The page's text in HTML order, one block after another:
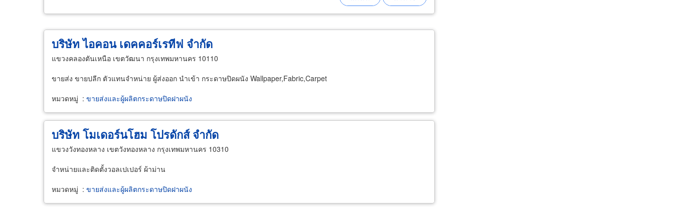
บริษัท ไอคอน เดคคอร์เรทีฟ จำกัด
แขวงคลองตันเหนือ เขตวัฒนา กรุงเทพมหานคร 10110
ขายส่ง ขายปลีก ตัวแทนจำหน่าย ผู้ส่งออก นำเข้า กระดาษปิดผนัง Wallpaper,Fabric,Carpet
หมวดหมู่ : ขายส่งและผู้ผลิตกระดาษปิดฝาผนัง
บริษัท โมเดอร์นโฮม โปรดักส์ จำกัด
แขวงวังทองหลาง เขตวังทองหลาง กรุงเทพมหานคร 10310
จำหน่ายและติดตั้งวอลเปเปอร์ ผ้าม่าน
หมวดหมู่ : ขายส่งและผู้ผลิตกระดาษปิดฝาผนัง